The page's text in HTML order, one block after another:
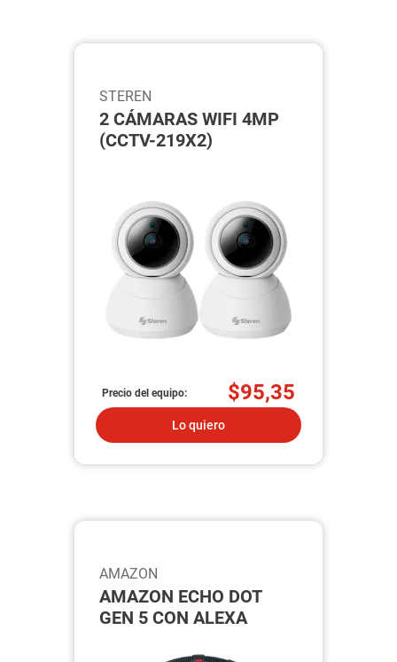
STEREN
2 CÁMARAS WIFI 4MP
(CCTV-219X2)
Precio del equipo: $95,35
Lo quiero
AMAZON
AMAZON ECHO DOT
GEN 5 CON ALEXA